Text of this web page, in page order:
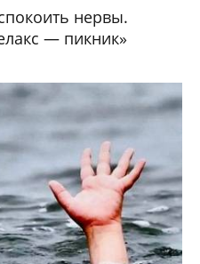
нервы.
— пикник»